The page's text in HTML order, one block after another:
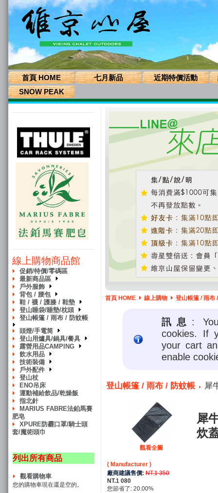
首頁 HOME 七月新品 近期特價活動
SNOW PEAK
線上購物商品館
促銷/特價/零碼區
最新商品區
戶外服飾
背包 / 腰包
鞋 / 襪 / 護膝 / 鞋墊
登山睡袋/睡墊/枕頭
登山帳篷 / 雨布 / 防蚊帳
頭燈/手電筒
登山用爐具/鍋具/餐具
露營用品CAMPING
飲水用品
技術裝備
戶外配件
登山杖
ENO吊床
運動補給飲品/乾燥飯
指北針
MARIUS FABRE法鉑馬賽
肥皂
XPURE防霾口罩/騎士頭
套/魔術頭巾
列出所有商品
觀看購物車
您的購物車現在還是空的。
首頁 HOME 線上購物 登山帳篷 / 雨布
訊息 :
cookies. If
your cart
enable
登山帳篷 / 雨布 / 防蚊帳 犀
觀看全圖
犀
炊
( Manufacturer )
廠商建議售價: NT.1 350
NT.1 080
您節省了: 20.00%